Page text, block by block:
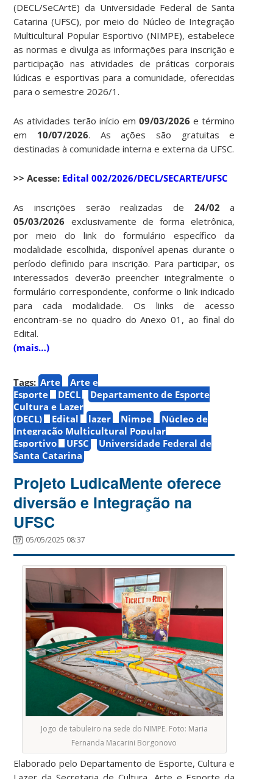
(DECL/SeCArtE) da Universidade Federal de Santa
Catarina (UFSC), por meio do Núcleo de Integração
Multicultural Popular Esportivo (NIMPE), estabelece
as normas e divulga as informações para inscrição e
participação nas atividades de práticas corporais
lúdicas e esportivas para a comunidade, oferecidas
para o semestre 2026/1.
As atividades terão início em09/03/2026 e término
em 10/07/2026. As ações são gratuitas e
destinadas à comunidade interna e externa da UFSC.
>> Acesse: Edital 002/2026/DECL/SECARTE/UFSC
As inscrições serão realizadas de 24/02 a
05/03/2026 exclusivamente de forma eletrônica,
por meio do link do formulário específico da
modalidade escolhida, disponível apenas durante o
período definido para inscrição. Para participar, os
interessados deverão preencher integralmente o
formulário correspondente, conforme o link indicado
para cada modalidade. Os links de acesso
encontram-se no quadro do Anexo 01, ao final do
Edital.
(mais…)
Tags: Arte
Arte e
Esporte
DECL
Departamento de Esporte
Cultura e Lazer
(DECL)
Edital lazer Nimpe
Núcleo de
Integração Multicultural Popular
Esportivo
UFSC
Universidade Federal de
Santa Catarina
Projeto LudicaMente oferece
diversão e Integração na
UFSC
05/05/2025 08:37
Jogo de tabuleiro na sede do NIMPE. Foto: Maria
Fernanda Macarini Borgonovo
Elaborado pelo Departamento de Esporte, Cultura e